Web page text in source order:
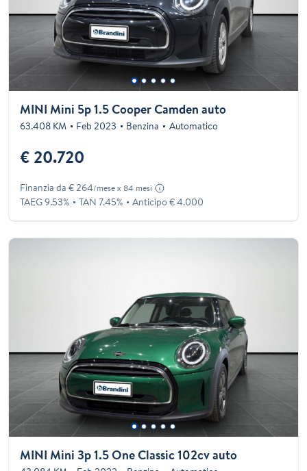
MINI Mini 5p 1.5 Cooper Camden auto
63.408 KM Feb 2023 Benzina Automatico
€ 20.720
Finanzia da € 264/mese x 84 mesi
TAEG 9.53% TAN 7.45% Anticipo € 4.000
MINI Mini 3p 1.5 One Classic 102cv auto